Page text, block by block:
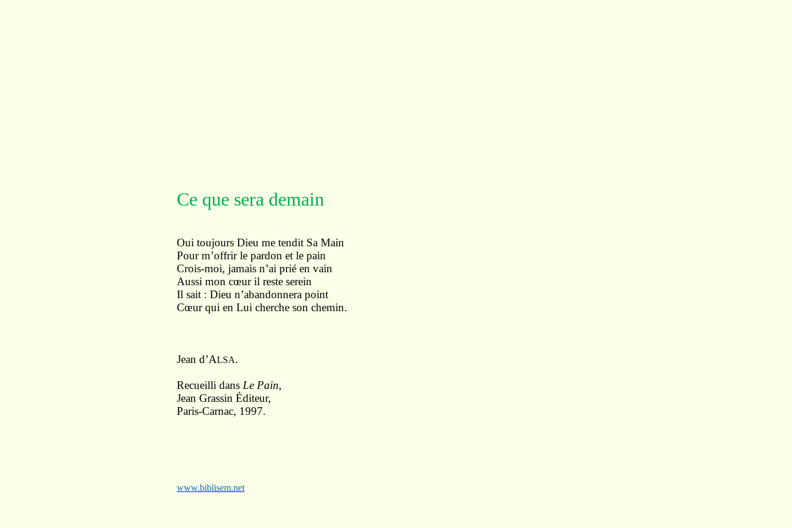
Ce que sera demain
Oui toujours Dieu me tendit Sa Main
Pour m’offrir le pardon et le pain
Crois-moi, jamais n’ai prié en vain
Aussi mon cœur il reste serein
Il sait : Dieu n’abandonnera point
Cœur qui en Lui cherche son chemin.
Jean d’ALSA.
Recueilli dans Le Pain,
Jean Grassin Éditeur,
Paris-Carnac, 1997.
www.biblisem.net